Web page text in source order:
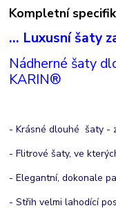
Kompletní
... Luxusní šaty
Nádherné šaty
KARIN®
- Krásné dlouhé šaty -
- Flitrové šaty, ve
- Elegantní, dokonale
- Střih velmi lahodící